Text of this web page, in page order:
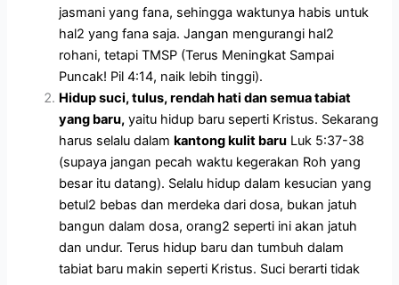
jasmani yang fana, sehingga waktunya habis untuk
hal2 yang fana saja. Jangan mengurangi hal2
rohani, tetapi TMSP (Terus Meningkat Sampai
Puncak! Pil 4:14, naik lebih tinggi).
Hidup suci, tulus, rendah hati dan semua tabiat
yang baru, yaitu hidup baru seperti Kristus. Sekarang
harus selalu dalamkantong kulit baru Luk 5:37-38
(supaya jangan pecah waktu kegerakan Roh yang
besar itu datang). Selalu hidup dalam kesucian yang
betul2 bebas dan merdeka dari dosa, bukan jatuh
bangun dalam dosa, orang2 seperti ini akan jatuh
dan undur. Terus hidup baru dan tumbuh dalam
tabiat baru makin seperti Kristus. Suci berarti tidak